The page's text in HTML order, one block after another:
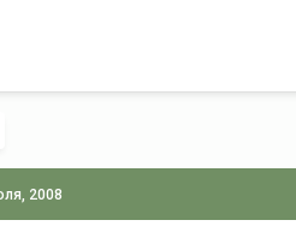
2008